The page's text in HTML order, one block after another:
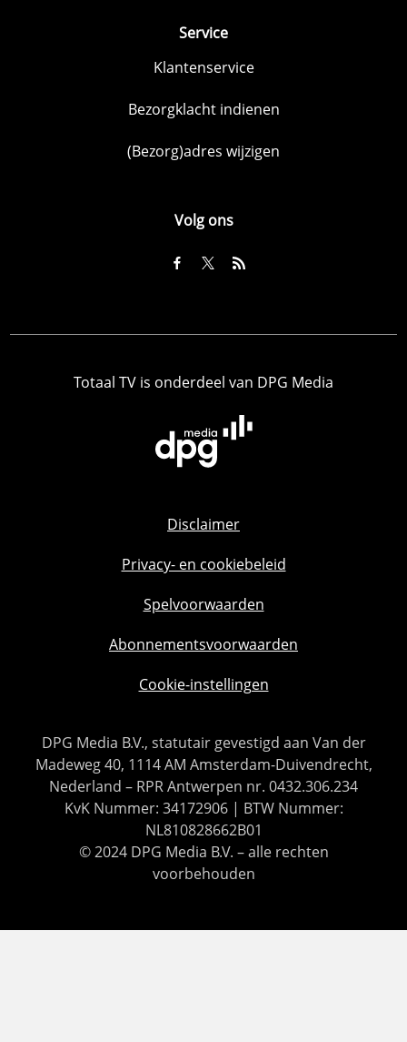
Service
Klantenservice
Bezorgklacht indienen
(Bezorg)adres wijzigen
Volg ons
Totaal TV is onderdeel van DPG Media
Disclaimer
Privacy- en cookiebeleid
Spelvoorwaarden
Abonnementsvoorwaarden
Cookie-instellingen
DPG Media B.V., statutair gevestigd aan Van der
Madeweg 40, 1114 AM Amsterdam-Duivendrecht,
Nederland – RPR Antwerpen nr. 0432.306.234
KvK Nummer: 34172906 | BTW Nummer:
NL810828662B01
© 2024 DPG Media B.V. – alle rechten
voorbehouden